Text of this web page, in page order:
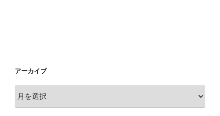
アーカイブ
ー